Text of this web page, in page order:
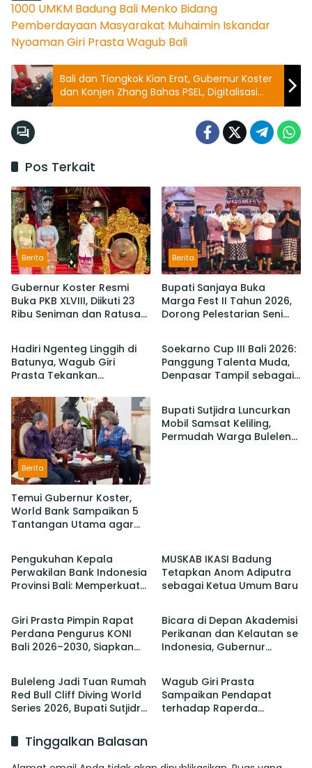
1000 UMKM Badung Bali Menko Bidang
Pemberdayaan Masyarakat Muhaimin Iskandar
Nyoaman Giri PrastaWagub Bali
Bali dan Tiongkok Kian Erat, Gubernur Koster
dan Konjen Zhang Bahas PSEL, Digitalisasi
hingga Ekspor Buah Bali
Pos Terkait
Berita
Gubernur Koster Resmi
Buka PKB XLVIII, Diikuti 23
Ribu Seniman dan Ratusan
Berita
Bupati Sanjaya Buka
Marga Fest II Tahun 2026,
Dorong Pelestarian Seni
Berita
Hadiri Ngenteg Linggih di
Batunya, Wagub Giri
Prasta Tekankan
Royong dan Persatuan
Krama
Berita
Soekarno Cup III Bali 2026:
Panggung Talenta Muda,
Denpasar Tampil sebagai
Berita
Temui Gubernur Koster,
World Bank Sampaikan 5
Tantangan Utama agar
Berita
Bupati Sutjidra Luncurkan
Mobil Samsat Keliling,
Permudah Warga Buleleng
Berita
Pengukuhan Kepala
Perwakilan Bank Indonesia
Provinsi Bali: Memperkuat
Pertumbuhan Ekonomi Bali
MUSKAB IKASI Badung
Tetapkan Anom Adiputra
sebagai Ketua Umum Baru
Berita
Giri Prasta Pimpin Rapat
Perdana Pengurus KONI
Bali 2026–2030, Siapkan
Berita
Bicara di Depan Akademisi
Perikanan dan Kelautan se
Indonesia, Gubernur
Berita
Buleleng Jadi Tuan Rumah
Red Bull Cliff Diving World
Series 2026, Bupati Sutjidra:
Wisata Bali Utara
Berita
Wagub Giri Prasta
Sampaikan Pendapat
terhadap Raperda
Tinggalkan Balasan